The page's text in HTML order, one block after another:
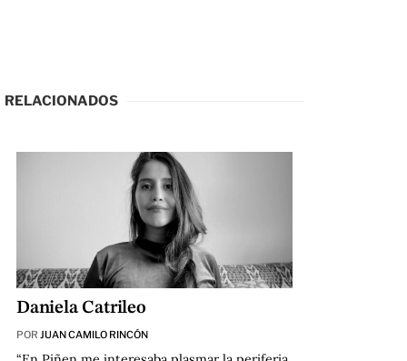
RELACIONADOS
Daniela Catrileo
POR JUAN CAMILO RINCÓN